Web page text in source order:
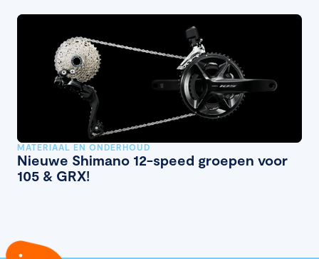
MATERIAAL EN ONDERHOUD
Nieuwe Shimano 12-speed groepen voor
105 & GRX!